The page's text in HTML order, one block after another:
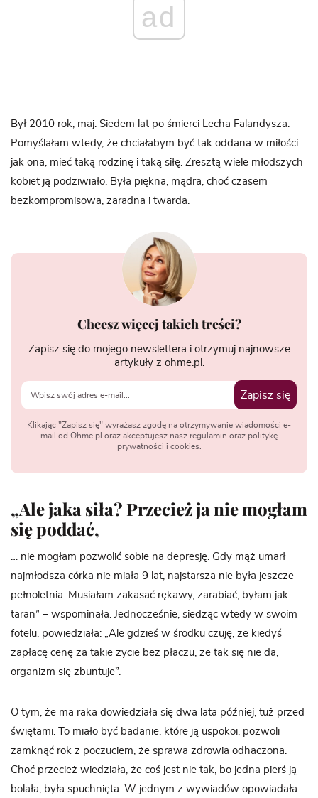
ad
Był 2010 rok, maj. Siedem lat po śmierci Lecha Falandysza.
Pomyślałam wtedy, że chciałabym być tak oddana w miłości
jak ona, mieć taką rodzinę i taką siłę. Zresztą wiele młodszych
kobiet ją podziwiało. Była piękna, mądra, choć czasem
bezkompromisowa, zaradna i twarda.
Chcesz więcej takich treści?
Zapisz się do mojego newslettera i otrzymuj najnowsze
artykuły z ohme.pl.
Zapisz się
Klikając "Zapisz się" wyrażasz zgodę na otrzymywanie wiadomości e-
mail od Ohme.pl oraz akceptujesz nasz regulamin oraz politykę
prywatności i cookies.
„Ale jaka siła? Przecież ja nie mogłam
się poddać,
… nie mogłam pozwolić sobie na depresję. Gdy mąż umarł
najmłodsza córka nie miała 9 lat, najstarsza nie była jeszcze
pełnoletnia. Musiałam zakasać rękawy, zarabiać, byłam jak
taran” – wspominała. Jednocześnie, siedząc wtedy w swoim
fotelu, powiedziała: „Ale gdzieś w środku czuję, że kiedyś
zapłacę cenę za takie życie bez płaczu, że tak się nie da,
organizm się zbuntuje”.
O tym, że ma raka dowiedziała się dwa lata później, tuż przed
świętami. To miało być badanie, które ją uspokoi, pozwoli
zamknąć rok z poczuciem, że sprawa zdrowia odhaczona.
Choć przecież wiedziała, że coś jest nie tak, bo jedna pierś ją
bolała, była spuchnięta. W jednym z wywiadów opowiadała